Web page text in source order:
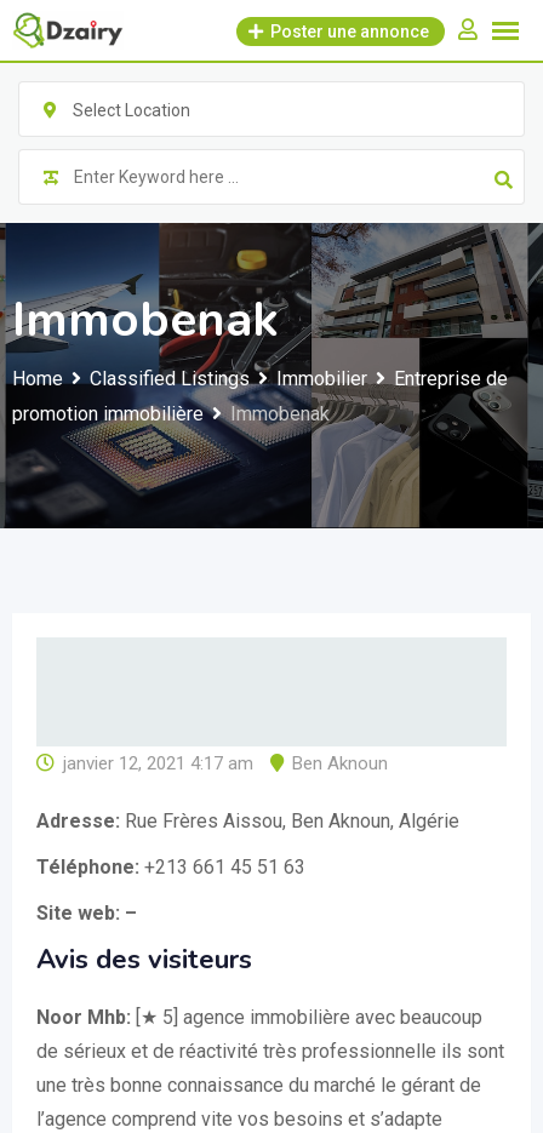
Skip
content
Poster une annonce
Select Location
Immobenak
Home Classified Listings Immobilier
Entreprise de
promotion immobilière
Immobenak
janvier 12, 2021 4:17 am Ben Aknoun
Adresse: Rue Frères Aissou, Ben Aknoun, Algérie
Téléphone: +213 661 45 51 63
Site web: –
Avis des visiteurs
Noor Mhb: [★ 5] agence immobilière avec beaucoup
de sérieux et de réactivité très professionnelle ils sont
une très bonne connaissance du marché le gérant de
l’agence comprend vite vos besoins et s’adapte